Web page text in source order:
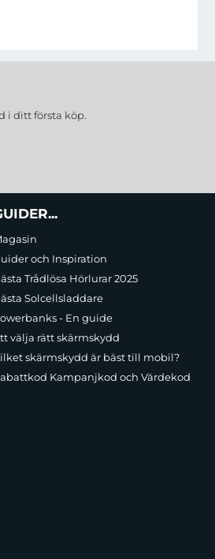
i ditt första köp.
och Inspiration
Trådlösa Hörlurar 2025
Solcellsladdare
- En guide
välja rätt skärmskydd
skärmskydd är bäst till mobil?
Kampanjkod och Värdekod